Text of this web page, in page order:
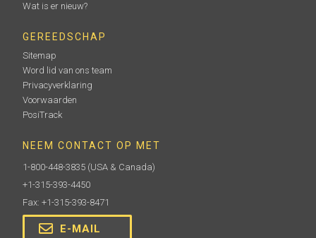
Wat is er nieuw?
GEREEDSCHAP
Sitemap
Word lid van ons team
Privacyverklaring
Voorwaarden
PosiTrack
NEEM CONTACT OP MET
1-800-448-3835 (USA & Canada)
+1-315-393-4450
Fax: +1-315-393-8471
E-MAIL